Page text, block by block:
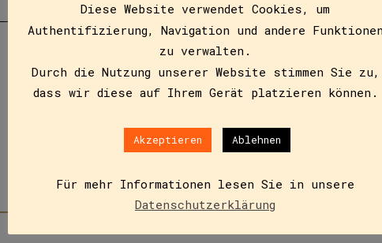
Diese Website verwendet Cookies, um
Authentifizierung, Navigation und andere Funktionen
zu verwalten.
Durch die Nutzung unserer Website stimmen Sie zu,
dass wir diese auf Ihrem Gerät platzieren können.
Akzeptieren Ablehnen
Für mehr Informationen lesen Sie in unsere
Datenschutzerklärung